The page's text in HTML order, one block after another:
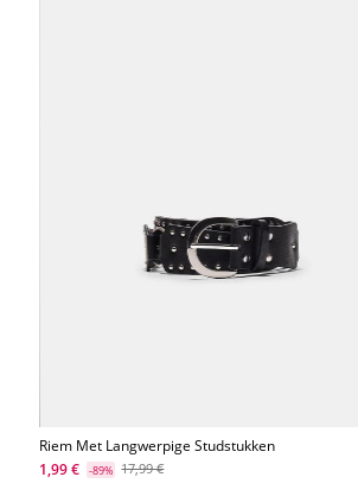
Riem Met Langwerpige Studstukken
1,99 €
-89% 17,99 €